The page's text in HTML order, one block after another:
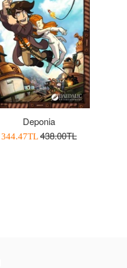
Deponia
İndirimli
344.47TLNormal
438.00TL